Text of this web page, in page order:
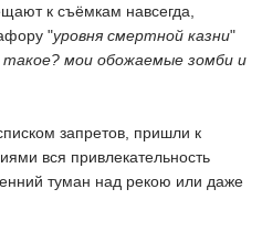
к съёмкам навсегда,
"уровня смертной казни"
мои обожаемые зомби и
запретов, пришли к
вся привлекательность
туман над рекою или даже